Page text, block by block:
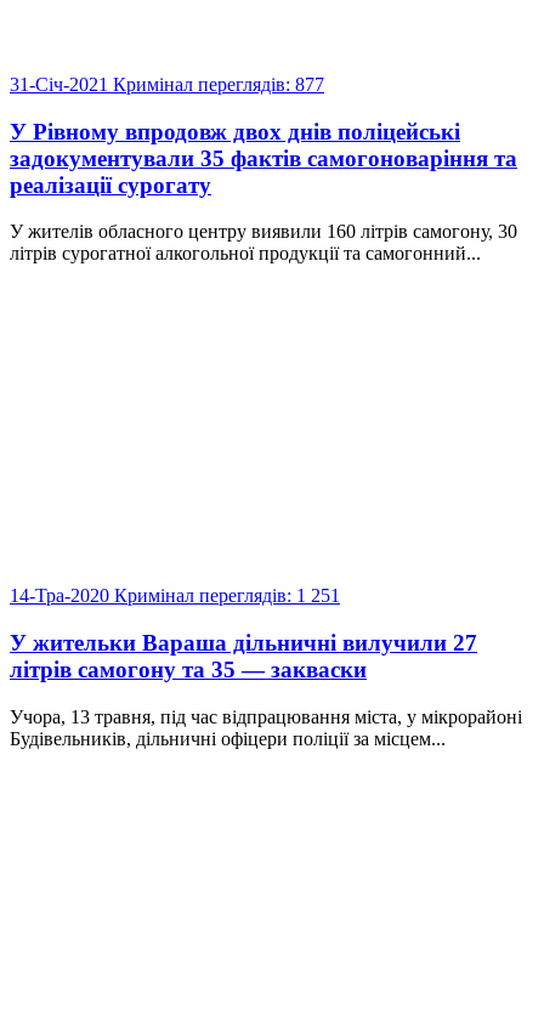
31-Січ-2021 Кримінал переглядів: 877
У Рівному впродовж двох днів поліцейські
задокументували 35 фактів самогоноваріння та
реалізації сурогату
У жителів обласного центру виявили 160 літрів самогону, 30
літрів сурогатної алкогольної продукції та самогонний...
14-Тра-2020 Кримінал переглядів: 1 251
У жительки Вараша дільничні вилучили 27
літрів самогону та 35 — закваски
Учора, 13 травня, під час відпрацювання міста, у мікрорайоні
Будівельників, дільничні офіцери поліції за місцем...